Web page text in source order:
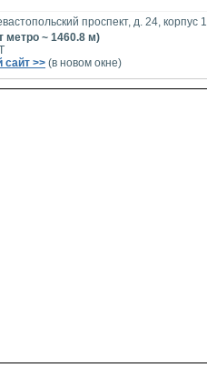
проспект, д. 24, корпус 1
метро ~ 1460.8 м)
сайт >> (в новом окне)